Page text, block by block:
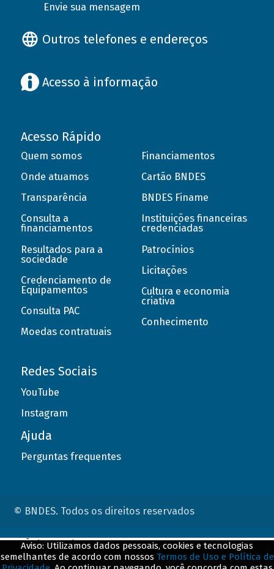
Envie sua mensagem
Outros telefones e endereços
Acesso à informação
Acesso Rápido
Quem somos
Onde atuamos
Transparência
Consulta a
financiamentos
Resultados para a
sociedade
Credenciamento de
Equipamentos
Consulta PAC
Moedas contratuais
Financiamentos
Cartão BNDES
BNDES Finame
Instituições financeiras
credenciadas
Patrocínios
Licitações
Cultura e economia
criativa
Conhecimento
Redes Sociais
YouTube
Instagram
Ajuda
Perguntas frequentes
© BNDES. Todos os direitos reservados
Aviso: Utilizamos dados pessoais, cookies e tecnologias
semelhantes de acordo com nossos Termos de Uso e Política de
ConteÃºdo complementar
${title}${badge}